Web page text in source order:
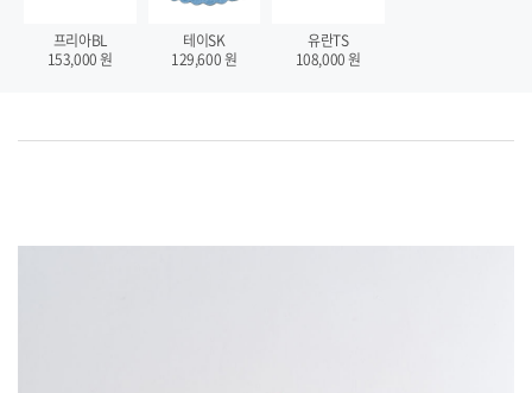
프리아BL
153,000원
테이SK
129,600원
유란TS
108,000원